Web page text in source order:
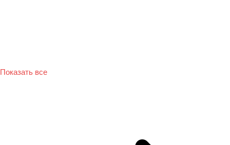
Показать все